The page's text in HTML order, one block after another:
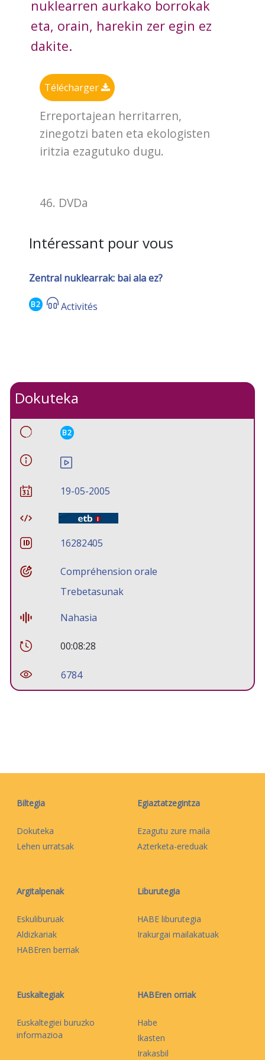
nuklearren aurkako borrokak
eta, orain, harekin zer egin ez
dakite.
Télécharger
Erreportajean herritarren,
zinegotzi baten eta ekologisten
iritzia ezagutuko dugu.
46. DVDa
Intéressant pour vous
Zentral nuklearrak: bai ala ez?
B2 Activités
Dokuteka
B2
19-05-2005
16282405
Compréhension orale
Trebetasunak
Nahasia
00:08:28
6784
Biltegia
Dokuteka
Lehen urratsak
Egiaztatzegintza
Ezagutu zure maila
Azterketa-ereduak
Argitalpenak
Eskuliburuak
Aldizkariak
HABEren berriak
Liburutegia
HABE liburutegia
Irakurgai mailakatuak
Euskaltegiak
Euskaltegiei buruzko
informazioa
HABEren orriak
Habe
Ikasten
Irakasbil